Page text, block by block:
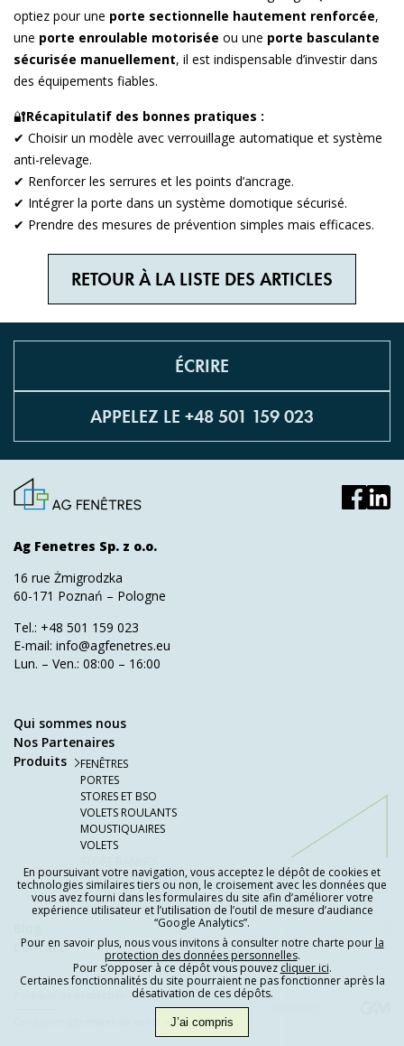
optiez pour une porte sectionnelle hautement renforcée,
une porte enroulable motorisée ou une porte basculante
sécurisée manuellement, il est indispensable d’investir dans
des équipements fiables.
🔐Récapitulatif des bonnes pratiques :
✔ Choisir un modèle avec verrouillage automatique et système
anti-relevage.
✔ Renforcer les serrures et les points d’ancrage.
✔ Intégrer la porte dans un système domotique sécurisé.
✔ Prendre des mesures de prévention simples mais efficaces.
RETOUR À LA LISTE DES ARTICLES
ÉCRIRE
APPELEZ LE +48 501 159 023
Ag Fenetres Sp. z o.o.
16 rue Żmigrodzka
60-171 Poznań – Pologne
Tel.: +48 501 159 023
E-mail: info@agfenetres.eu
Lun. – Ven.: 08:00 – 16:00
Qui sommes nous
Nos Partenaires
Produits
FENÊTRES
PORTES
STORES ET BSO
VOLETS ROULANTS
MOUSTIQUAIRES
VOLETS
PORTAILS ET CLÔTURES
PORTES DE GARAGE
PERGOLAS ET STORE SCREENS
Contact
Politique de protection des données
Conditions générales de vente et de garantie
En poursuivant votre navigation, vous acceptez le dépôt de cookies et
technologies similaires tiers ou non, le croisement avec les données que
vous avez fourni dans les formulaires du site afin d’améliorer votre
expérience utilisateur et l’utilisation de l’outil de mesure d’audiance
“Google Analytics”.
Pour en savoir plus, nous vous invitons à consulter notre charte pour la
protection des données personnelles.
Pour s’opposer à ce dépôt vous pouvez cliquer ici.
Certaines fonctionnalités du site pourraient ne pas fonctionner après la
désativation de ces dépôts.
J’ai compris